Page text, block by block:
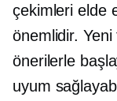
çekimleri elde
önemlidir. Yeni
önerilerle
uyum